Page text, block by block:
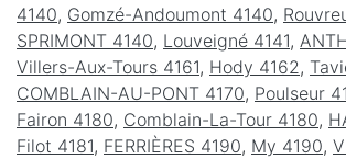
4140, Gomzé-Andoumont 4140,
SPRIMONT 4140, Louveigné 4141,
Villers-Aux-Tours 4161, Hody 4162 ,
COMBLAIN-AU-PONT 4170, Poulseur
Fairon 4180, Comblain-La-Tour 4180,
Filot 4181, FERRIÈRES 4190, My 4190,